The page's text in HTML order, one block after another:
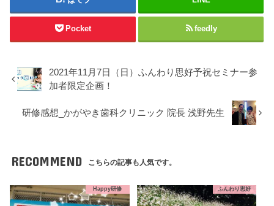
Pocket feedly
2021年11月7日（日）ふんわり思好予祝セミナー参
加者限定企画！
研修感想_かがやき歯科クリニック 院長 浅野先生
RECOMMEND こちらの記事も人気です。
Happy研修 ふんわり思好